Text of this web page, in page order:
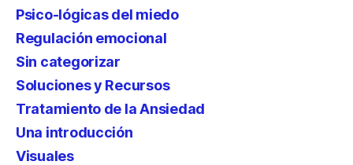
Psico-lógicas del miedo
Regulación emocional
Sin categorizar
Soluciones y Recursos
Tratamiento de la Ansiedad
Una introducción
Visuales